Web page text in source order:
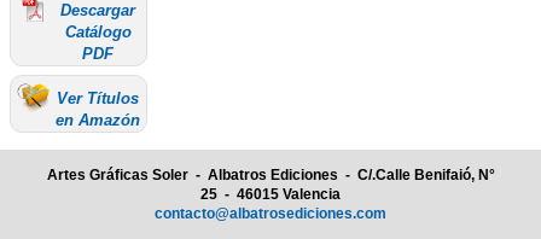
SEGUNDA
CONVOCATORIA
ANUAL A LOS
PREMIOS
ALBATROS En
junio de 2022,
Editorial ha
Descargar
Catálogo
PDF
Ver Títulos
en Amazón
Artes Gráficas Soler - Albatros Ediciones - C/.Calle Benifaió, N°
25 - 46015 Valencia
contacto@albatrosediciones.com